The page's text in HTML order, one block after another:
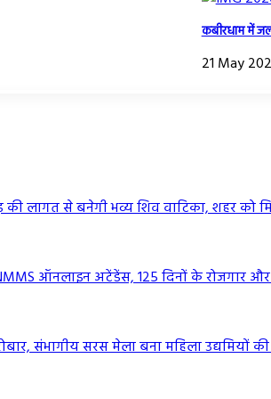
कबीरधाम में
21 May
लागत से बनेगी भव्य शिव वाटिका, शहर को
ऑनलाइन अटेंडेंस, 125 दिनों के रोजगार
संभागीय सरस मेला बना महिला उद्यमियों